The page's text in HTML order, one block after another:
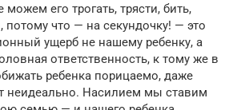
можем его трогать, трясти, бить,
потому что — на секундочку! — это
ущерб не нашему ребенку, а
ответственность, к тому же в
ребенка порицаемо, даже
неидеально. Насилием мы ставим